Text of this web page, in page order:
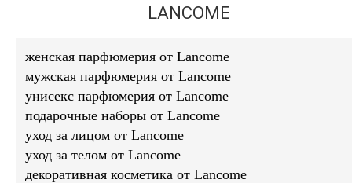
ДЕКОРАТИВНАЯ КОСМЕТИКА
LANCOME
женская парфюмерия от Lancome
мужская парфюмерия от Lancome
унисекс парфюмерия от Lancome
подарочные наборы от Lancome
уход за лицом от Lancome
уход за телом от Lancome
декоративная косметика от Lancome